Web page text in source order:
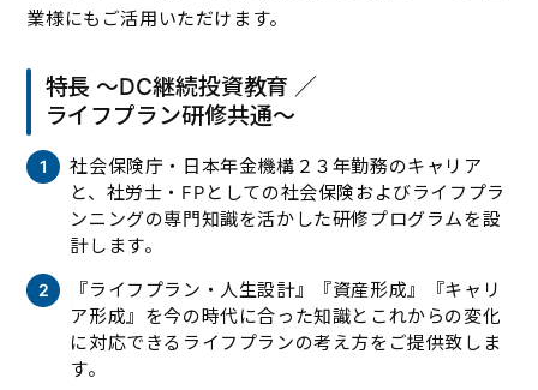
業様にもご活用いただけます。
特長 ～DC継続投資教育 ／
ライフプラン研修共通～
社会保険庁・日本年金機構２３年勤務のキャリア
と、社労士・FPとしての社会保険およびライフプラ
ンニングの専門知識を活かした研修プログラムを設
計します。
『ライフプラン・人生設計』『資産形成』『キャリ
ア形成』を今の時代に合った知識とこれからの変化
に対応できるライフプランの考え方をご提供致しま
す。